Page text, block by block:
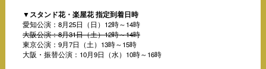
▼スタンド花・楽屋花 指定到着日時
愛知公演：8月25日（日）12時～14時
大阪公演：8月31日（土）12時～14時
東京公演：9月7日（土）13時～15時
大阪・振替公演：10月9日（水）10時～16時